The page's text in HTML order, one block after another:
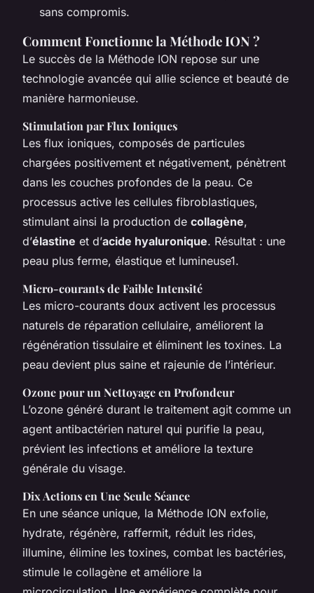
sans compromis.
Comment Fonctionne la Méthode ION ?
Le succès de la Méthode ION repose sur une
technologie avancée qui allie science et beauté de
manière harmonieuse.
Stimulation par Flux Ioniques
Les flux ioniques, composés de particules
chargées positivement et négativement, pénètrent
dans les couches profondes de la peau. Ce
processus active les cellules fibroblastiques,
stimulant ainsi la production de collagène,
d’élastine et d’acide hyaluronique. Résultat : une
peau plus ferme, élastique et lumineuse1.
Micro-courants de Faible Intensité
Les micro-courants doux activent les processus
naturels de réparation cellulaire, améliorent la
régénération tissulaire et éliminent les toxines. La
peau devient plus saine et rajeunie de l’intérieur.
Ozone pour un Nettoyage en Profondeur
L’ozone généré durant le traitement agit comme un
agent antibactérien naturel qui purifie la peau,
prévient les infections et améliore la texture
générale du visage.
Dix Actions en Une Seule Séance
En une séance unique, la Méthode ION exfolie,
hydrate, régénère, raffermit, réduit les rides,
illumine, élimine les toxines, combat les bactéries,
stimule le collagène et améliore la